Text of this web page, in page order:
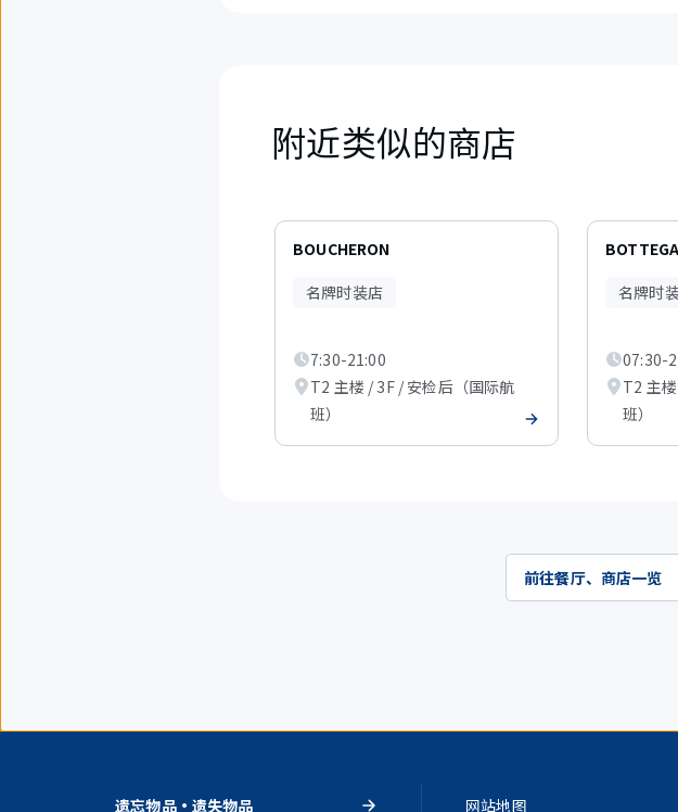
附近类似的商店
6
3
BOUCHERON
名牌时装店
7:30-21:00
T2 主楼 / 3F / 安检后（国际航
班）
名牌时
07:30-
T2 主
班）
前往餐厅、商店一览
遗忘物品・遗失物品 网站地图